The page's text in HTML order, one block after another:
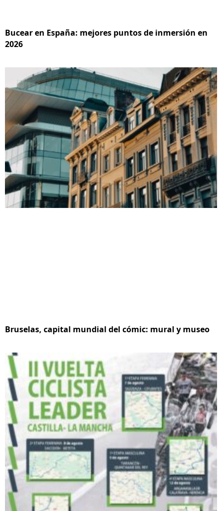
Bucear en España: mejores puntos de inmersión en
2026
Bruselas, capital mundial del cómic: mural y museo